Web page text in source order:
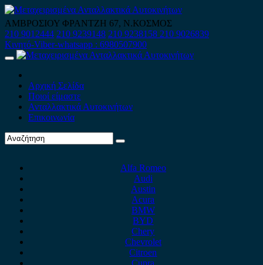
Skip
to
content
ΑΜΒΡΟΣΙΟΥ ΦΡΑΝΤΖΗ 67, Ν.ΚΟΣΜΟΣ
210 9012444 210 9239148 210 9238158 210 9026839
Κινητό-Viber-whatsapp : 6980507900
Primary
Αρχική Σελίδα
Ποιοί είμαστε
Ανταλλακτικά Αυτοκινήτων
Επικοινωνία
Alfa Romeo
Audi
Austin
Acura
BMW
BYD
Chery
Chevrolet
Citroen
Cupra